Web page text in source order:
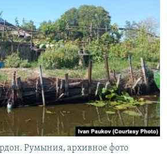
Румыния, архивное фото